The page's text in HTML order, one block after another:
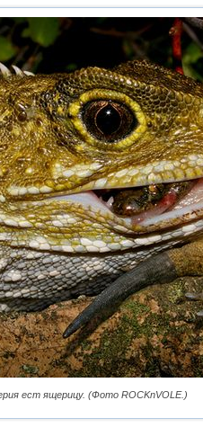
ест ящерицу. (Фото ROCKnVOLE.)